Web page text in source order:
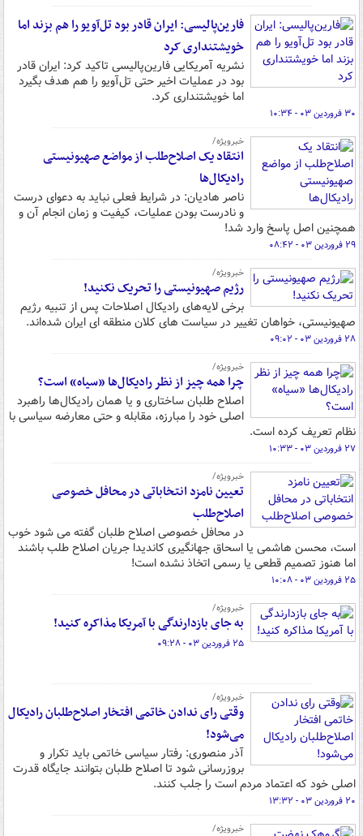
فارین‌پالیسی: ایران قادر بود تل‌آویو را هم بزند اما
خویشتنداری کرد
نشریه آمریکایی فارین‌پالیسی تاکید کرد: ایران قادر
بود در عملیات اخیر حتی تل‌آویو را هم هدف بگیرد
اما خویشتنداری کرد.
۳۰ فروردین ۰۳ - ۱۰:۳۴
خبرویژه/
انتقاد یک اصلاح‌طلب از مواضع صهیونیستی
رادیکال‌ها
ناصر هادیان: در شرایط فعلی نباید به دعوای درست
و نادرست بودن عملیات، کیفیت و زمان انجام آن و
همچنین اصل پاسخ وارد شد!
۲۹ فروردین ۰۳ - ۰۸:۴۲
خبرویژه/
رژیم صهیونیستی را تحریک نکنید!
برخی لایه‌های رادیکال اصلاحات پس از تنبیه رژیم
صهیونیستی، خواهان تغییر در سیاست های کلان منطقه ای ایران شده‌اند.
۲۸ فروردین ۰۳ - ۰۹:۰۲
خبرویژه/
چرا همه چیز از نظر رادیکال‌ها «سیاه» است؟
اصلاح طلبان ساختاری و یا همان رادیکال‌ها راهبرد
اصلی خود را مبارزه، مقابله و حتی معارضه سیاسی با
نظام تعریف کرده است.
۲۷ فروردین ۰۳ - ۱۰:۳۳
خبرویژه/
تعیین نامزد انتخاباتی در محافل خصوصی
اصلاح‌طلب
در محافل خصوصی اصلاح طلبان گفته می شود خوب
است، محسن هاشمی یا اسحاق جهانگیری کاندیدا جریان اصلاح طلب باشند
اما هنوز تصمیم قطعی یا رسمی اتخاذ نشده است!
۲۵ فروردین ۰۳ - ۱۰:۰۸
خبرویژه/
به جای بازدارندگی با آمریکا مذاکره کنید!
۲۵ فروردین ۰۳ - ۰۹:۲۸
خبرویژه/
وقتی رای ندادن خاتمی افتخار اصلاح‌طلبان رادیکال
می‌شود!
آذر منصوری: رفتار سیاسی خاتمی باید تکرار و
بروزرسانی شود تا اصلاح طلبان بتوانند جایگاه قدرت
اصلی خود که اعتماد مردم است را جلب کنند.
۲۰ فروردین ۰۳ - ۱۳:۳۲
خبرویژه/